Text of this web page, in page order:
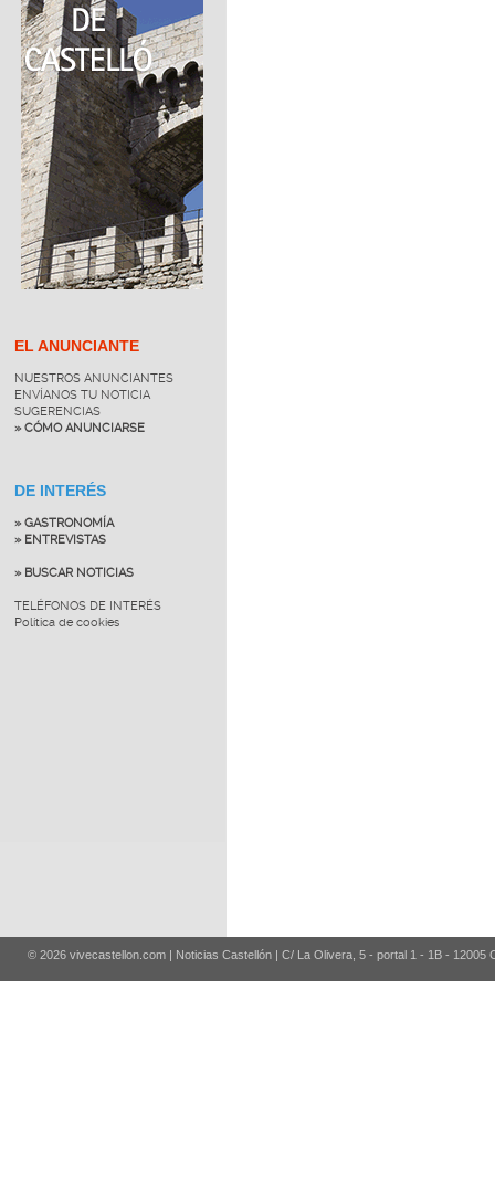
EL ANUNCIANTE
NUESTROS ANUNCIANTES
ENVÍANOS TU NOTICIA
SUGERENCIAS
» CÓMO ANUNCIARSE
DE INTERÉS
» GASTRONOMÍA
» ENTREVISTAS
» BUSCAR NOTICIAS
TELÉFONOS DE INTERÉS
Política de cookies
© 2026 vivecastellon.com | Noticias Castellón | C/ La Olivera, 5 - portal 1 - 1B - 12005